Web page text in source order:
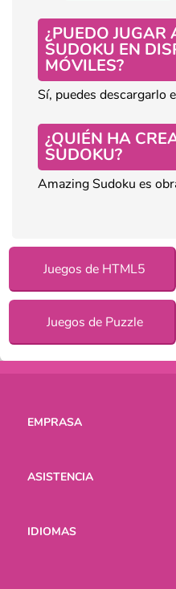
¿PUEDO JUGAR
SUDOKU EN
MÓVILES?
Sí, puedes descargarlo
¿QUIÉN HA
SUDOKU?
Amazing Sudoku es
Juegos de HTML5
Juegos de Puzzle
EMPRASA
ASISTENCIA
IDIOMAS